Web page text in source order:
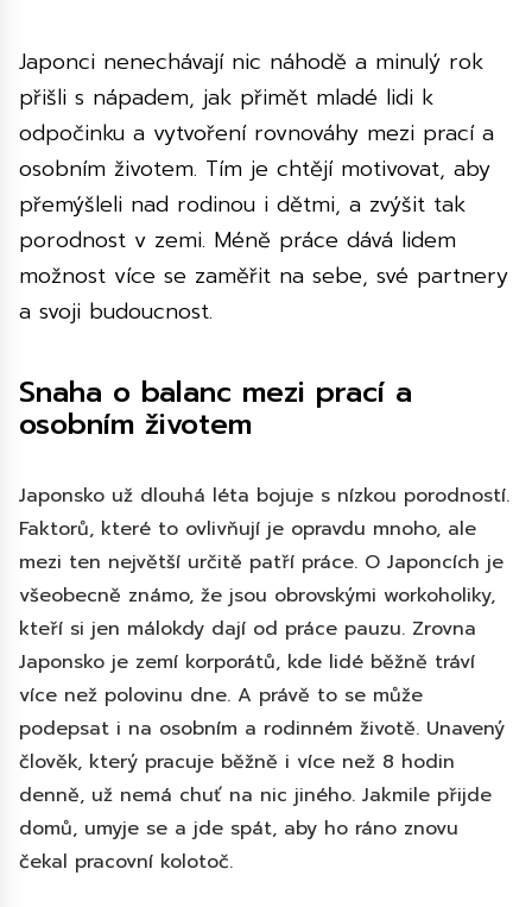
Japonci nenechávají nic náhodě a minulý rok
přišli s nápadem, jak přimět mladé lidi k
odpočinku a vytvoření rovnováhy mezi prací a
osobním životem. Tím je chtějí motivovat, aby
přemýšleli nad rodinou i dětmi, a zvýšit tak
porodnost v zemi. Méně práce dává lidem
možnost více se zaměřit na sebe, své partnery
a svoji budoucnost.
Snaha o balanc mezi prací a
osobním životem
Japonsko už dlouhá léta bojuje s nízkou porodností.
Faktorů, které to ovlivňují je opravdu mnoho, ale
mezi ten největší určitě patří práce. O Japoncích je
všeobecně známo, že jsou obrovskými workoholiky,
kteří si jen málokdy dají od práce pauzu. Zrovna
Japonsko je zemí korporátů, kde lidé běžně tráví
více než polovinu dne. A právě to se může
podepsat i na osobním a rodinném životě. Unavený
člověk, který pracuje běžně i více než 8 hodin
denně, už nemá chuť na nic jiného. Jakmile přijde
domů, umyje se a jde spát, aby ho ráno znovu
čekal pracovní kolotoč.